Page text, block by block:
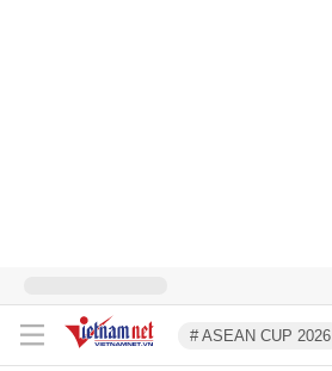
# ASEAN CUP 2026